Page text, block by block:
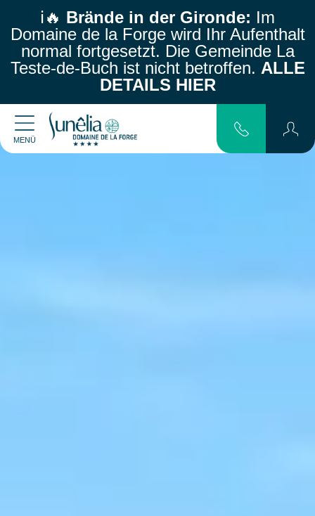
ℹ️🔥 Brände in der Gironde: Im
Domaine de la Forge wird Ihr Aufenthalt
normal fortgesetzt. Die Gemeinde La
Teste-de-Buch ist nicht betroffen. ALLE
DETAILS HIER
MENÜ